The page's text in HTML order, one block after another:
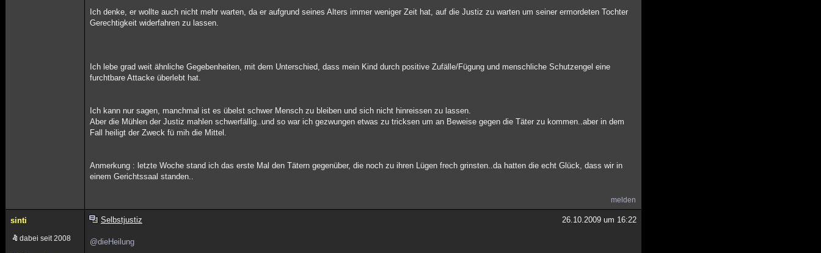
Ich denke, er wollte auch nicht mehr warten, da er aufgrund seines Alters immer weniger Zeit hat, auf die Justiz zu warten um seiner ermordeten Tochter
Gerechtigkeit widerfahren zu lassen.
Ich lebe grad weit ähnliche Gegebenheiten, mit dem Unterschied, dass mein Kind durch positive Zufälle/Fügung und menschliche Schutzengel eine
furchtbare Attacke überlebt hat.
Ich kann nur sagen, manchmal ist es übelst schwer Mensch zu bleiben und sich nicht hinreissen zu lassen.
Aber die Mühlen der Justiz mahlen schwerfällig..und so war ich gezwungen etwas zu tricksen um an Beweise gegen die Täter zu kommen..aber in dem
Fall heiligt der Zweck fü mih die Mittel.
Anmerkung : letzte Woche stand ich das erste Mal den Tätern gegenüber, die noch zu ihren Lügen frech grinsten..da hatten die echt Glück, dass wir in
einem Gerichtssaal standen..
melden
sinti
dabei seit 2008
Selbstjustiz 26.10.2009 um 16:22
@dieHeilung